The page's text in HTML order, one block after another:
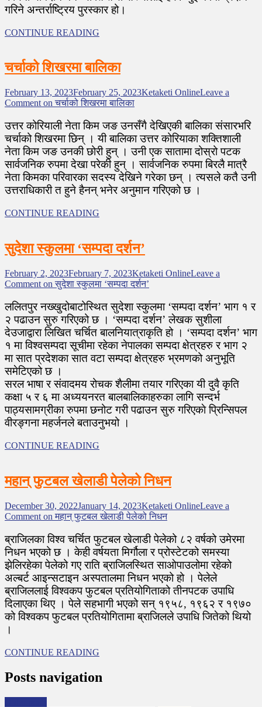
गरिने अन्तर्राष्ट्रिय पुरस्कार हो।
CONTINUE READING
चर्चाको शिखरमा बालिका
February 13, 2023February 25, 2023Ketaketi OnlineLeave a
Comment on चर्चाको शिखरमा बालिका
उत्तर कोरियाली नेता किम जङ उनसँगै देखिएकी बालिका संसारभरि
चर्चाको शिखरमा छिन् । यी बालिका उत्तर कोरियाका शक्तिशाली
नेता किम जङ उनकी छोरी हुन् । उनी एक सातामा दोस्रो पटक
सार्वजनिक रुपमा देखा परेकी हुन् । सार्वजनिक रुपमा बिरलै मात्रै
नेता किमका परिवारका सदस्य देखिने गरेका छन् । त्यसले कतै उनी
उत्तराधिकारी त हुने हैनन् भनेर अनुमान गरिएको छ ।
CONTINUE READING
सुदेशा स्कुलमा ‘सम्पदा दर्शन’
February 2, 2023February 7, 2023Ketaketi OnlineLeave a
Comment on सुदेशा स्कुलमा ‘सम्पदा दर्शन’
ललितपुर नख्खुदोबाटोस्थित सुदेशा स्कुलमा ‘सम्पदा दर्शन’ भाग १ र
२ पढाउन सुरु गरिएको छ । ‘सम्पदा दर्शन’ लेखक सुशीला
देउजाद्वारा लिखित चर्चित बालनियात्राकृति हो । ‘सम्पदा दर्शन’ भाग
१ मा विश्वसम्पदा सूचीमा रहेका नेपालका सम्पदा क्षेत्रहरु र भाग २
मा सात प्रदेशका सात वटा सम्पदा क्षेत्रहरु भ्रमणको अनुभूति
समेटिएको छ ।
सरल भाषा र संवादमय रोचक शैलीमा तयार गरिएका यी दुवै कृति
कक्षा ५ र ६ मा अध्ययनरत बालबालिकाहरुका लागि सन्दर्भ
पाठ्यसामग्रीका रुपमा छनोट गरी पढाउन सुरु गरिएकाे प्रिन्सिपल
वीरङ्गना महर्जनले बताउनुभयो ।
CONTINUE READING
महान् फुटबल खेलाडी पेलेको निधन
December 30, 2022January 14, 2023Ketaketi OnlineLeave a
Comment on महान् फुटबल खेलाडी पेलेको निधन
ब्राजिलका विश्व चर्चित फुटबल खेलाडी पेलेको ८२ वर्षको उमेरमा
निधन भएको छ । केही वर्षयता मिर्गौला र प्रोस्टेटको समस्या
झेलिरहेका पेलेको गए राति ब्राजिलस्थित साओपाउलोमा रहेको
अल्बर्ट आइन्सटाइन अस्पतालमा निधन भएको हो । पेलेले
ब्राजिललाई विश्वकप फुटबल प्रतियोगिताको तीनपटक उपाधि
दिलाएका थिए । पेले सहभागी भएको सन् १९५८, १९६२ र १९७०
को विश्वकप फुटबल प्रतियोगितामा ब्राजिलले उपाधि जितेको थियो
।
CONTINUE READING
Posts navigation